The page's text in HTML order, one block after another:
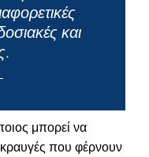
και
μπορεί να
κραυγές που φέρνουν